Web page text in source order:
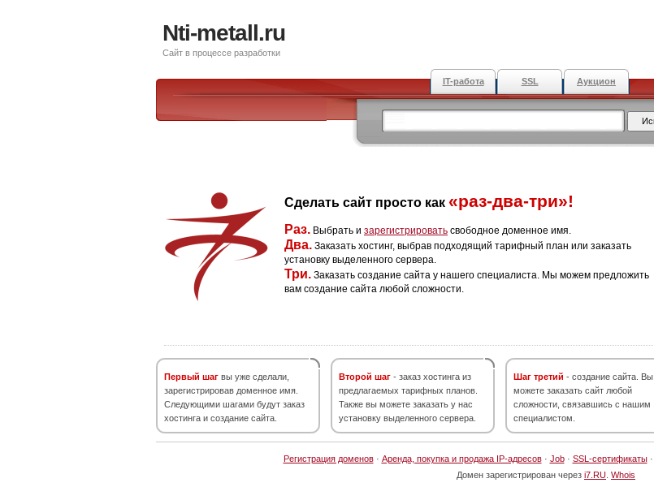
Nti-metall.ru
Сайт в процессе разработки
IT-работа SSL Аукцион
Сделать сайт просто как «раз-два-три»!
Раз. Выбрать и зарегистрировать свободное доменное имя.
Два. Заказать хостинг, выбрав подходящий тарифный план или заказать
установку выделенного сервера.
Три. Заказать создание сайта у нашего специалиста. Мы можем предложить
вам создание сайта любой сложности.
Первый шаг вы уже сделали,
зарегистрировав доменное имя.
Следующими шагами будут заказ
хостинга и создание сайта.
Второй шаг - заказ хостинга из
предлагаемых тарифных планов.
Также вы можете заказать у нас
установку выделенного сервера.
Шаг третий - создание сайта. Вы
можете заказать сайт любой
сложности, связавшись с нашим
специалистом.
Регистрация доменов· Аренда, покупка и продажа IP-адресов· Job· SSL-сертификаты·
Домен зарегистрирован через i7.RU Whois